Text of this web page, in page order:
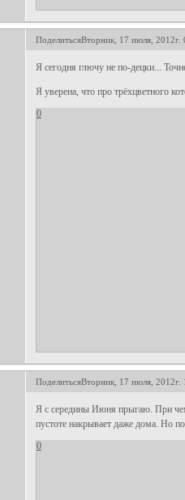
ПоделитьсяВторник, 17 июля, 2012г.
Я сегодня глючу не по-децки...
Я уверена, что про трёхцветного
0
ПоделитьсяВторник, 17 июля, 2012г.
Я с середины Июня прыгаю. При
пустоте накрывает даже дома. Но
0